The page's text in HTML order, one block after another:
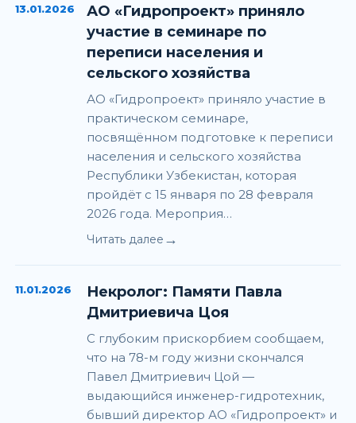
13.01.2026
АО «Гидропроект» приняло
участие в семинаре по
переписи населения и
сельского хозяйства
АО «Гидропроект» приняло участие в
практическом семинаре,
посвящённом подготовке к переписи
населения и сельского хозяйства
Республики Узбекистан, которая
пройдёт с 15 января по 28 февраля
2026 года. Мероприя…
Читать далее →
11.01.2026
Некролог: Памяти Павла
Дмитриевича Цоя
С глубоким прискорбием сообщаем,
что на 78-м году жизни скончался
Павел Дмитриевич Цой —
выдающийся инженер-гидротехник,
бывший директор АО «Гидропроект» и